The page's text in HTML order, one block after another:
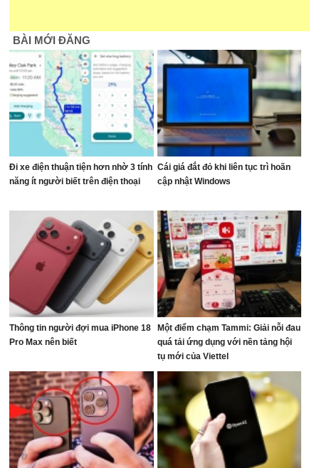
BÀI MỚI ĐĂNG
Đi xe điện thuận tiện hơn nhờ 3 tính
năng ít người biết trên điện thoại
Cái giá đắt đỏ khi liên tục trì hoãn
cập nhật Windows
Thông tin người đợi mua iPhone 18
Pro Max nên biết
Một điểm chạm Tammi: Giải nỗi đau
quá tải ứng dụng với nền tảng hội
tụ mới của Viettel